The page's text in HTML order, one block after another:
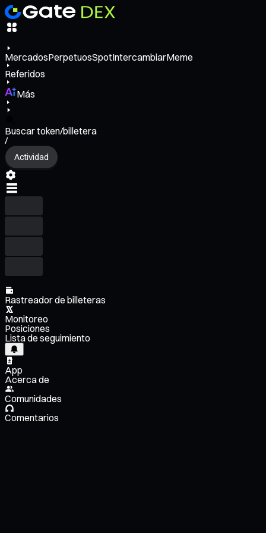
MercadosPerpetuosSpotIntercambiarMeme
Referidos
Más
Buscar token/billetera
/
Actividad
Rastreador de billeteras
Monitoreo
Posiciones
Lista de seguimiento
App
Acerca de
Comunidades
Comentarios